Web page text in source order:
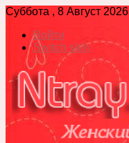
Суббота , 8 Август 2026
Войти
Switch skin